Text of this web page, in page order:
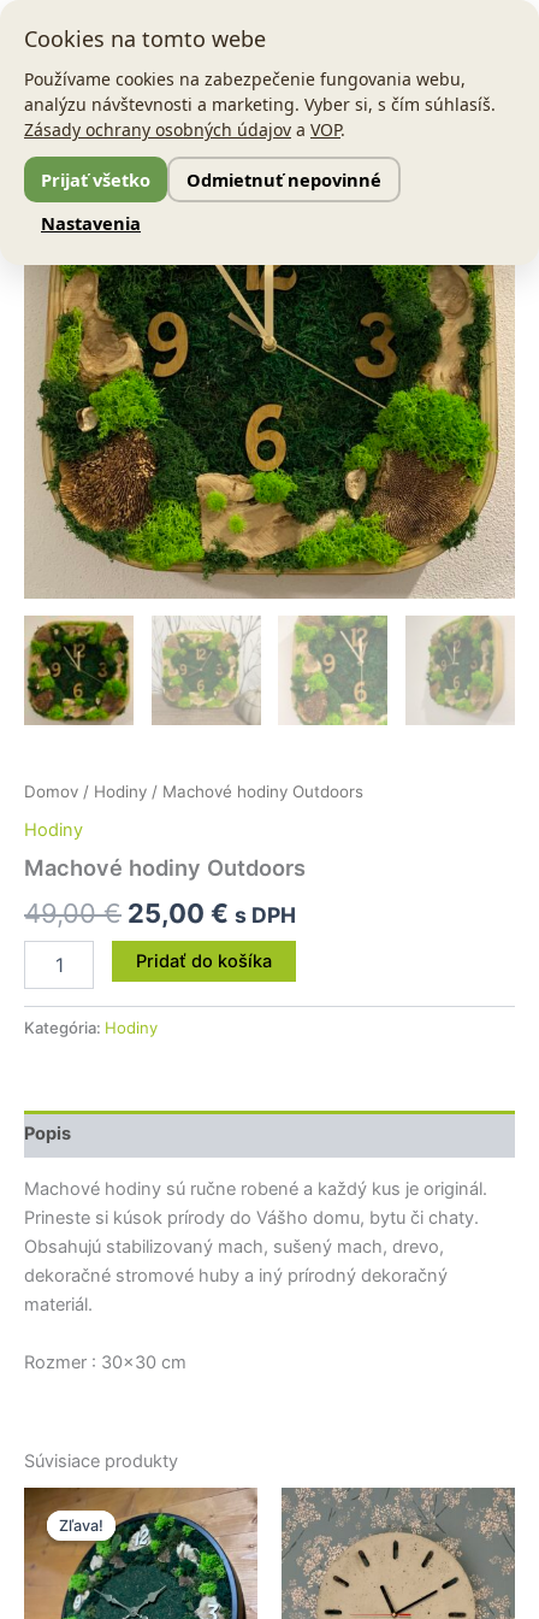
Preskočiť
obsah
Zľava!
Domov / Hodiny / Machové hodiny Outdoors
Hodiny
Machové hodiny Outdoors
49,00€
Pôvodná
cena
bola:
25,00 €
Aktuálna
cena
je:
s DPH
množstvo
Machové
hodiny
Outdoors
Pridať do košíka
Kategória: Hodiny
Popis
Machové hodiny sú ručne robené a každý kus je originál.
Prineste si kúsok prírody do Vášho domu, bytu či chaty.
Obsahujú stabilizovaný mach, sušený mach, drevo,
dekoračné stromové huby a iný prírodný dekoračný
materiál.
Rozmer : 30×30 cm
Súvisiace produkty
Zľava!
Zľava!
Pôvodná
cena
bola:
140,00 €.
Aktuálna
cena
je:
97,00 €.
Cookies na tomto webe
Používame cookies na zabezpečenie fungovania webu,
analýzu návštevnosti a marketing. Vyber si, s čím súhlasíš.
Zásady ochrany osobných údajov a VOP.
Prijať všetko
Odmietnuť nepovinné
Nastavenia